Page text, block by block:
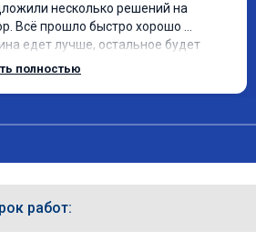
несколько решений на
Всё прошло быстро хорошо
едет лучше, остальное будет
в процессе эксплуатации
полностью
работ: